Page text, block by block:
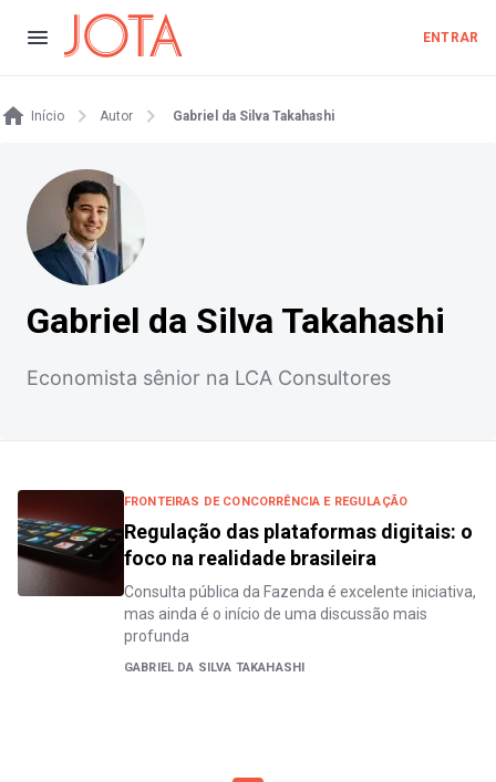
ENTRAR
Início Autor Gabriel da Silva Takahashi
Gabriel da Silva Takahashi
Economista sênior na LCA Consultores
FRONTEIRAS DE CONCORRÊNCIA E REGULAÇÃO
Regulação das plataformas digitais: o
foco na realidade brasileira
Consulta pública da Fazenda é excelente iniciativa,
mas ainda é o início de uma discussão mais
profunda
GABRIEL DA SILVA TAKAHASHI